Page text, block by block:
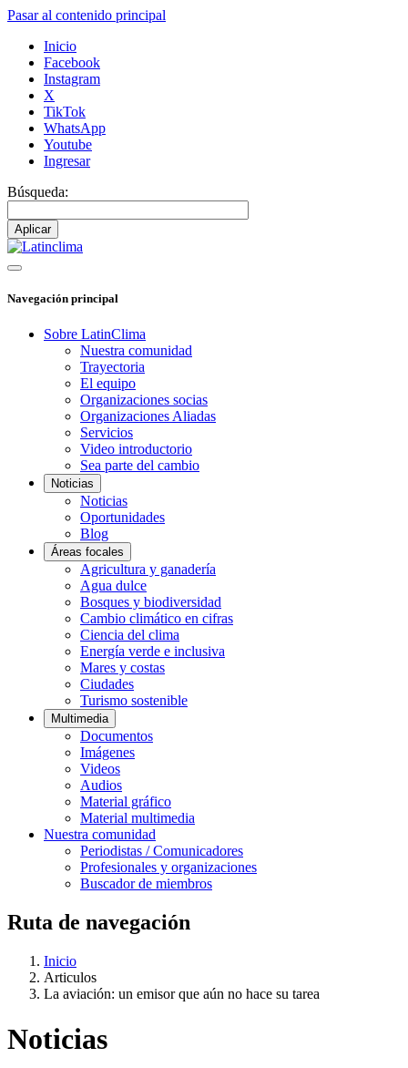
Pasar al contenido principal
Inicio
Facebook
Instagram
X
TikTok
WhatsApp
Youtube
Ingresar
Búsqueda:
Navegación principal
Sobre LatinClima
Nuestra comunidad
Trayectoria
El equipo
Organizaciones socias
Organizaciones Aliadas
Servicios
Video introductorio
Sea parte del cambio
Noticias
Noticias
Oportunidades
Blog
Áreas focales
Agricultura y ganadería
Agua dulce
Bosques y biodiversidad
Cambio climático en cifras
Ciencia del clima
Energía verde e inclusiva
Mares y costas
Ciudades
Turismo sostenible
Multimedia
Documentos
Imágenes
Videos
Audios
Material gráfico
Material multimedia
Nuestra comunidad
Periodistas / Comunicadores
Profesionales y organizaciones
Buscador de miembros
Ruta de navegación
Inicio
Articulos
La aviación: un emisor que aún no hace su tarea
Noticias